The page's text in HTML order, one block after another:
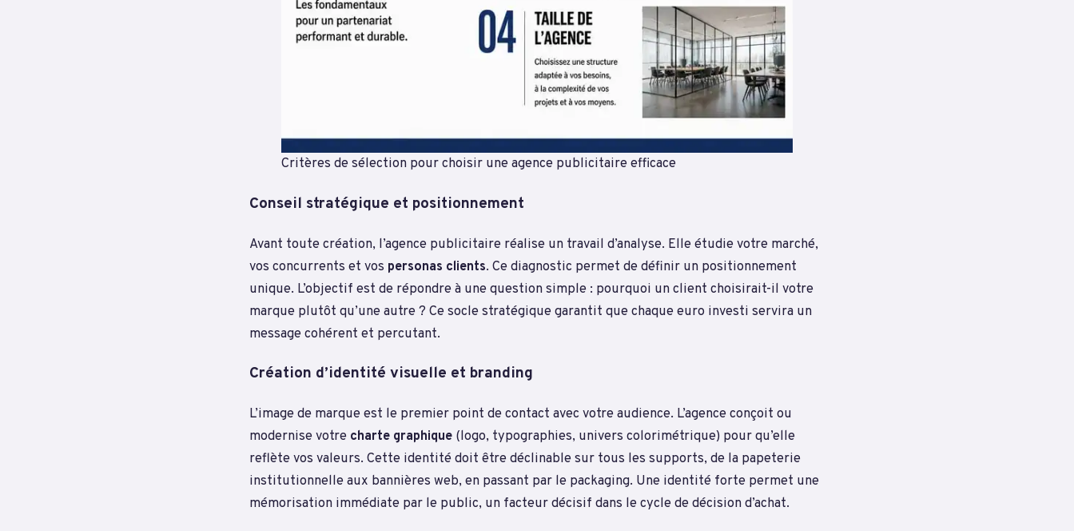
Critères de sélection pour choisir une agence publicitaire efficace
Conseil stratégique et positionnement
Avant toute création, l’agence publicitaire réalise un travail d’analyse. Elle étudie votre marché,
vos concurrents et vos personas clients. Ce diagnostic permet de définir un positionnement
unique. L’objectif est de répondre à une question simple : pourquoi un client choisirait-il votre
marque plutôt qu’une autre ? Ce socle stratégique garantit que chaque euro investi servira un
message cohérent et percutant.
Création d’identité visuelle et branding
L’image de marque est le premier point de contact avec votre audience. L’agence conçoit ou
modernise votre charte graphique (logo, typographies, univers colorimétrique) pour qu’elle
reflète vos valeurs. Cette identité doit être déclinable sur tous les supports, de la papeterie
institutionnelle aux bannières web, en passant par le packaging. Une identité forte permet une
mémorisation immédiate par le public, un facteur décisif dans le cycle de décision d’achat.